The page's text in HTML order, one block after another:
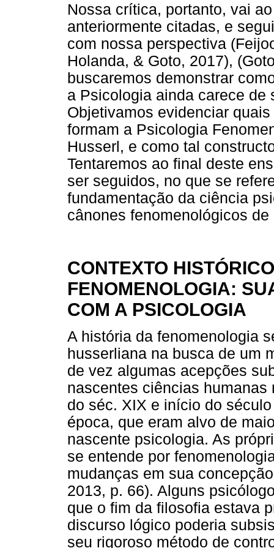
Nossa crítica, portanto, vai
anteriormente citadas, e
com nossa perspectiva
Holanda, & Goto, 2017),
buscaremos demonstrar
a Psicologia ainda carece de
Objetivamos evidenciar
formam a Psicologia
Husserl, e como tal
Tentaremos ao final deste
ser seguidos, no que se
fundamentação da ciência
cânones fenomenológicos
CONTEXTO
FENOMENOLOGIA:
COM A PSICOLOGIA
A história da fenomenologia
husserliana na busca de um
de vez algumas acepções
nascentes ciências
do séc. XIX e início do
época, que eram alvo de
nascente psicologia. As
se entende por
mudanças em sua
2013, p. 66). Alguns
que o fim da filosofia estava
discurso lógico poderia
seu rigoroso método de